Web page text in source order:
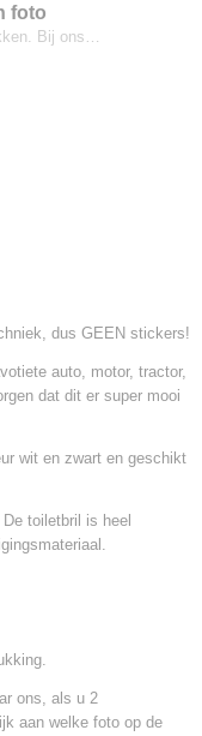
foto
Bij ons…
dus GEEN stickers!
auto, motor, tractor,
dat dit er super mooi
wit en zwart en geschikt
toiletbril is heel
ons, als u 2
aan welke foto op de